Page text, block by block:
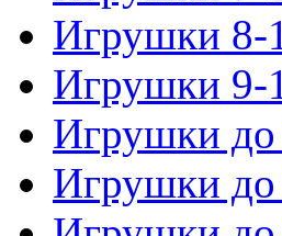
Игрушки 8-
Игрушки 9-
Игрушки до
Игрушки до